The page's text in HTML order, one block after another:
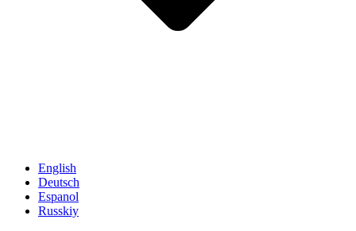
English
Deutsch
Espanol
Russkiy